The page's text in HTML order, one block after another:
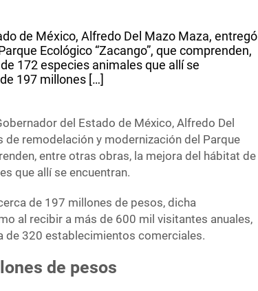
de México, Alfredo Del Mazo Maza, entregó
Ecológico “Zacango”, que comprenden,
172 especies animales que allí se
197 millones […]
del Estado de México, Alfredo Del
de remodelación y modernización del Parque
entre otras obras, la mejora del hábitat de
que allí se encuentran.
de 197 millones de pesos, dicha
al recibir a más de 600 mil visitantes anuales,
de 320 establecimientos comerciales.
de pesos